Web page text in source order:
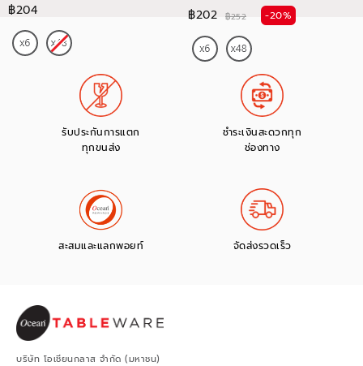
฿204
฿202
฿252 -20%
รับประกันการแตก
ทุกขนส่ง
ชำระเงินสะดวกทุก
ช่องทาง
สะสมและแลกพอยท์ จัดส่งรวดเร็ว
บริษัท โอเชียนกลาส จำกัด (มหาชน)